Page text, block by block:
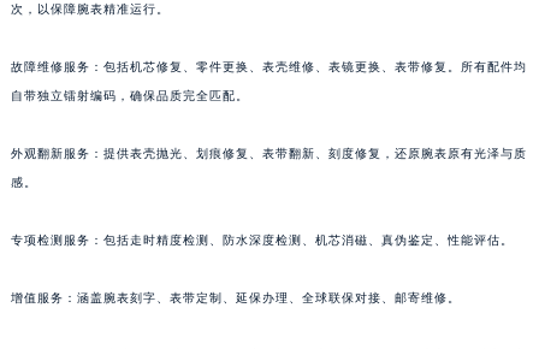
次，以保障腕表精准运行。
故障维修服务：包括机芯修复、零件更换、表壳维修、表镜更换、表带修复。所有配件均
自带独立镭射编码，确保品质完全匹配。
外观翻新服务：提供表壳抛光、划痕修复、表带翻新、刻度修复，还原腕表原有光泽与质
感。
专项检测服务：包括走时精度检测、防水深度检测、机芯消磁、真伪鉴定、性能评估。
增值服务：涵盖腕表刻字、表带定制、延保办理、全球联保对接、邮寄维修。